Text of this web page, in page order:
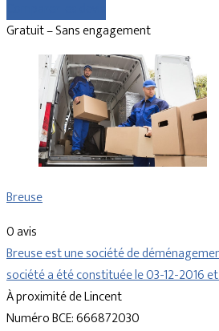
Gratuit – Sans engagement
Breuse
0 avis
Breuse est une société de
société a été constituée le 03-12-2016
À proximité de Lincent
Numéro BCE: 666872030